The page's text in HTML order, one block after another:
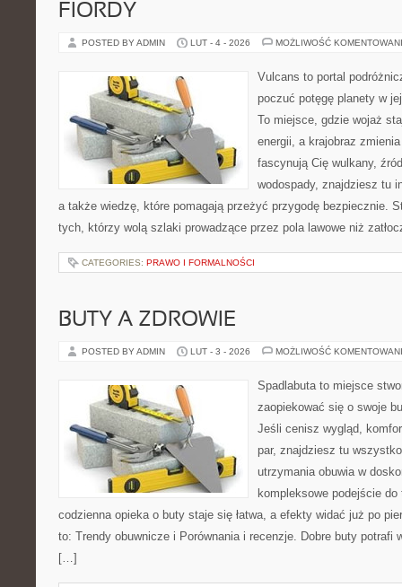
FIORDY
POSTED BY ADMIN LUT - 4 - 2026 MOŻLIWOŚĆ
Vulcans to portal
poczuć potęgę planety w
To miejsce, gdzie wojaż
energii, a krajobraz
fascynują Cię wulkany,
wodospady, znajdziesz tu
a także wiedzę, które pomagają przeżyć przygodę bezpiecznie.
tych, którzy wolą szlaki prowadzące przez pola lawowe niż
CATEGORIES: PRAWO I FORMALNOŚCI
BUTY A ZDROWIE
POSTED BY ADMIN LUT - 3 - 2026 MOŻLIWOŚĆ
Spadlabuta to miejsce
zaopiekować się o swoje
Jeśli cenisz wygląd,
par, znajdziesz tu
utrzymania obuwia w
kompleksowe podejście
codzienna opieka o buty staje się łatwa, a efekty widać już po
to: Trendy obuwnicze i Porównania i recenzje. Dobre buty potrafi
[…]